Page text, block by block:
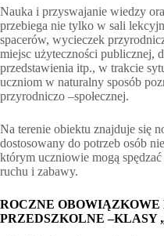
Nauka i przyswajanie wiedzy
przebiega nie tylko w sali
spacerów, wycieczek
miejsc użyteczności publicznej,
przedstawienia itp., w trakcie
uczniom w naturalny sposób
przyrodniczo –społecznej.
Na terenie obiektu znajduje się
dostosowany do potrzeb osób
którym uczniowie mogą
ruchu i zabawy.
ROCZNE OBOWIĄZKOWE
PRZEDSZKOLNE –KLASY